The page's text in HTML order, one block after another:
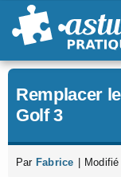
Passer
au
Remplacer
Golf 3
Par Fabrice